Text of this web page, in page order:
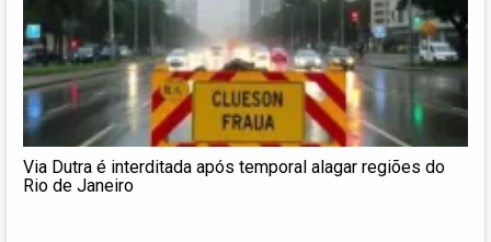
Via Dutra é interditada após temporal alagar regiões do
Rio de Janeiro